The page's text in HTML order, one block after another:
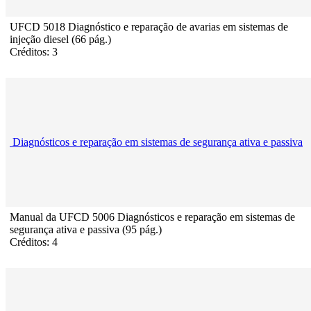
UFCD 5018 Diagnóstico e reparação de avarias em sistemas de
injeção diesel (66 pág.)
Créditos: 3
Diagnósticos e reparação em sistemas de segurança ativa e passiva
Manual da UFCD 5006 Diagnósticos e reparação em sistemas de
segurança ativa e passiva (95 pág.)
Créditos: 4